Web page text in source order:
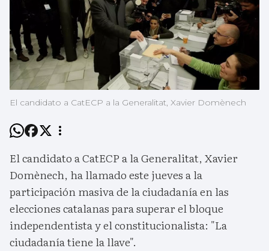
El candidato a CatECP a la Generalitat, Xavier Domènech
El candidato a CatECP a la Generalitat, Xavier
Domènech, ha llamado este jueves a la
participación masiva de la ciudadanía en las
elecciones catalanas para superar el bloque
independentista y el constitucionalista: "La
ciudadanía tiene la llave".